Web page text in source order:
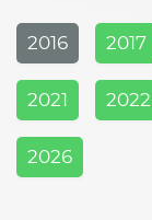
2016 2017
2021 2022
2026